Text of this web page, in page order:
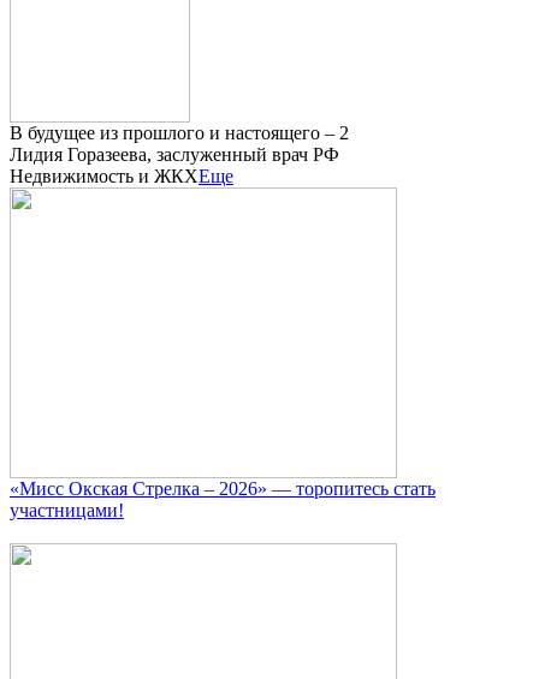
В будущее из прошлого и настоящего – 2
Лидия Горазеева, заслуженный врач РФ
Недвижимость и ЖКХЕще
«Мисс Окская Стрелка – 2026» — торопитесь стать
участницами!